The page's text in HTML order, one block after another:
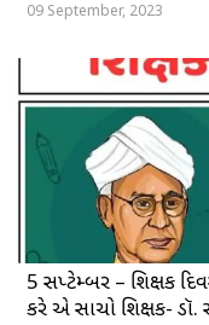
09 September, 2023
5 સપ્ટેમ્બર – શિક્ષક
કરે એ સાચો શિક્ષક- ડૉ.